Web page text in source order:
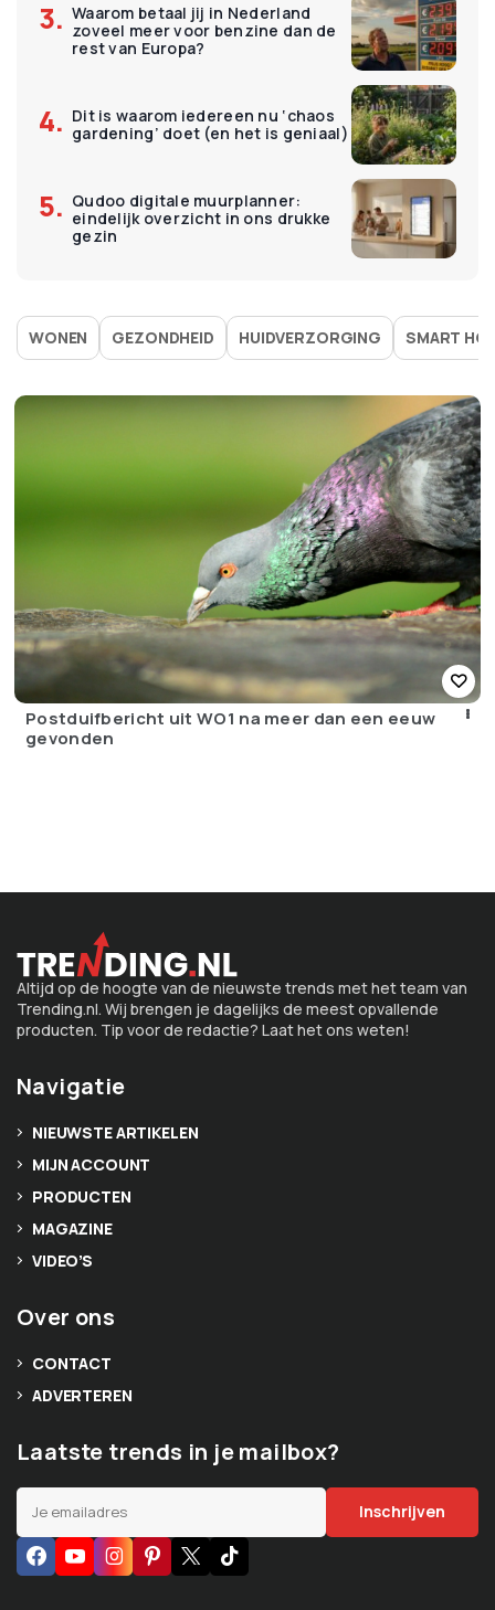
Waarom betaal jij in Nederland
zoveel meer voor benzine dan de
rest van Europa?
Dit is waarom iedereen nu ‘chaos
gardening’ doet (en het is geniaal)
Qudoo digitale muurplanner:
eindelijk overzicht in ons drukke
gezin
WONEN GEZONDHEID HUIDVERZORGING SMART
Postduifbericht uit WO1 na meer dan een eeuw
gevonden
Altijd op de hoogte van de nieuwste trends met het team van
Trending.nl. Wij brengen je dagelijks de meest opvallende
producten. Tip voor de redactie? Laat het ons weten!
Navigatie
NIEUWSTE ARTIKELEN
MIJN ACCOUNT
PRODUCTEN
MAGAZINE
VIDEO’S
Over ons
CONTACT
ADVERTEREN
Laatste trends in je mailbox?